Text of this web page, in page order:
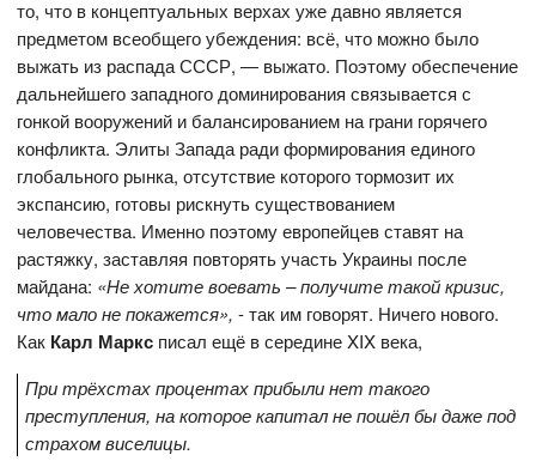
то, что в концептуальных верхах уже давно является
предметом всеобщего убеждения: всё, что можно было
выжать из распада СССР, — выжато. Поэтому обеспечение
дальнейшего западного доминирования связывается с
гонкой вооружений и балансированием на грани горячего
конфликта. Элиты Запада ради формирования единого
глобального рынка, отсутствие которого тормозит их
экспансию, готовы рискнуть существованием
человечества. Именно поэтому европейцев ставят на
растяжку, заставляя повторять участь Украины после
майдана: «Не хотите воевать – получите такой кризис,
что мало не покажется», - так им говорят. Ничего нового.
Как Карл Маркс писал ещё в середине XIX века,
При трёхстах процентах прибыли нет такого
преступления, на которое капитал не пошёл бы даже под
страхом виселицы.